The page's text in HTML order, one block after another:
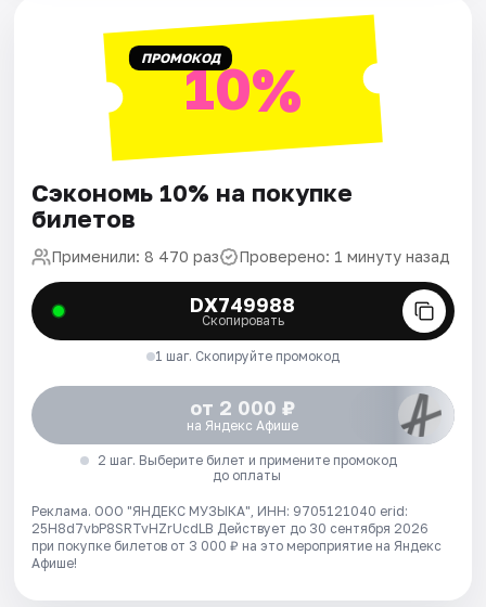
ПРОМОКОД10%
Сэкономь 10% на покупке
билетов
Применили: 8 470 раз Проверено: 1 минуту назад
DX749988
Скопировать
1 шаг. Скопируйте промокод
от 2 000 ₽
на Яндекс Афише
2 шаг. Выберите билет и примените промокод
до оплаты
Реклама. ООО "ЯНДЕКС МУЗЫКА", ИНН: 9705121040 erid:
25H8d7vbP8SRTvHZrUcdLB Действует до 30 сентября 2026
при покупке билетов от 3 000 ₽ на это мероприятие на Яндекс
Афише!